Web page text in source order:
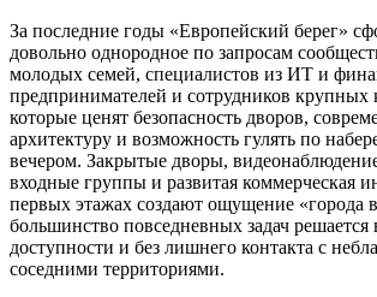
За последние годы «Европейский берег»
довольно однородное по запросам
молодых семей, специалистов из ИТ и
предпринимателей и сотрудников крупных
которые ценят безопасность дворов,
архитектуру и возможность гулять по
вечером. Закрытые дворы,
входные группы и развитая коммерческая
первых этажах создают ощущение «города
большинство повседневных задач решается
доступности и без лишнего контакта с
соседними территориями.